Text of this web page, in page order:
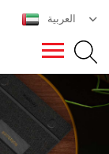
العربية